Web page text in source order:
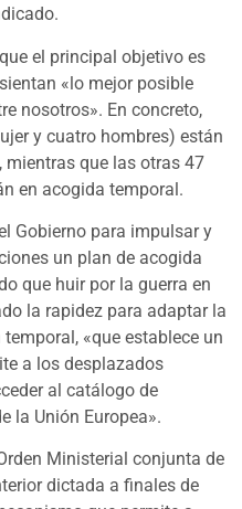
el principal objetivo es
«lo mejor posible
nosotros». En concreto,
y cuatro hombres) están
mientras que las otras 47
en acogida temporal.
Gobierno para impulsar y
un plan de acogida
que huir por la guerra en
la rapidez para adaptar la
«que establece un
a los desplazados
al catálogo de
la Unión Europea».
Ministerial conjunta de
dictada a finales de